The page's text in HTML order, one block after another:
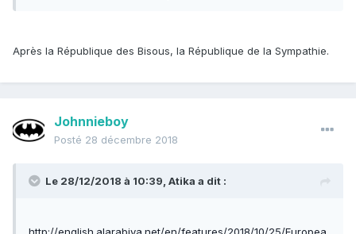
Après la République des Bisous, la République de la Sympathie.
Johnnieboy
Posté 28 décembre 2018
Le 28/12/2018 à 10:39, Atika a dit :